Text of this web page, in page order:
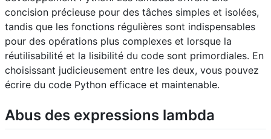
concision précieuse pour des tâches simples et isolées,
tandis que les fonctions régulières sont indispensables
pour des opérations plus complexes et lorsque la
réutilisabilité et la lisibilité du code sont primordiales. En
choisissant judicieusement entre les deux, vous pouvez
écrire du code Python efficace et maintenable.
Abus des expressions lambda